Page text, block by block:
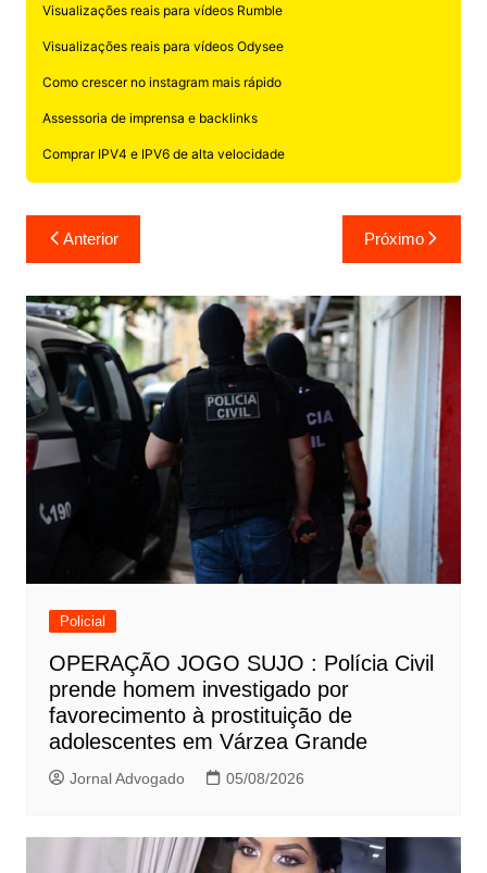
Visualizações reais para vídeos Rumble
Visualizações reais para vídeos Odysee
Como crescer no instagram mais rápido
Assessoria de imprensa e backlinks
Comprar IPV4 e IPV6 de alta velocidade
Navegação
de
Post
Anterior Próximo
Policial
OPERAÇÃO JOGO SUJO : Polícia Civil
prende homem investigado por
favorecimento à prostituição de
adolescentes em Várzea Grande
Jornal Advogado 05/08/2026